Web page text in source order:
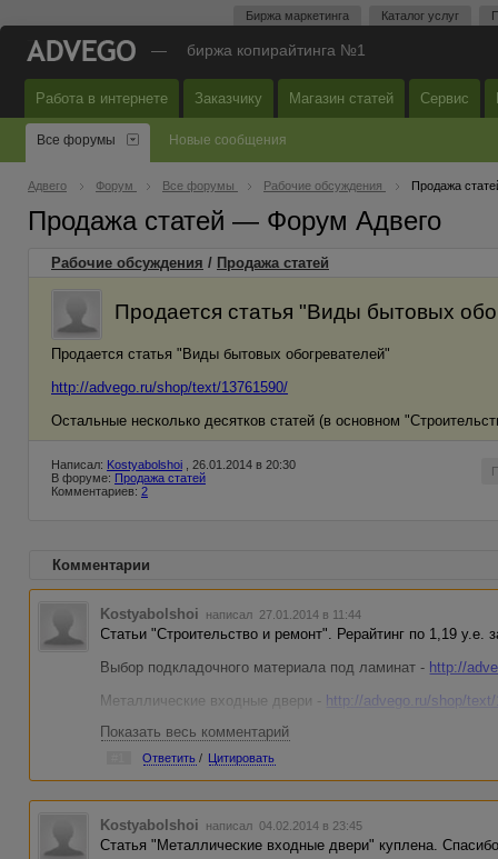
Биржа маркетинга Каталог услуг
— биржа копирайтинга №1
Работа в интернете Заказчику Магазин статей Сервис
Все форумы Новые сообщения
Адвего Форум Все форумы Рабочие обсуждения Продажа
Продажа статей — Форум Адвего
Рабочие обсуждения / Продажа статей
Продается статья "Виды бытовых
Продается статья "Виды бытовых обогревателей"
http://advego.ru/shop/text/13761590/
Остальные несколько десятков статей (в основном
Написал: Kostyabolshoi , 26.01.2014 в 20:30
В форуме: Продажа статей
Комментариев: 2
Комментарии
Kostyabolshoi написал 27.01.2014 в 11:44
Статьи "Строительство и ремонт". Рерайтинг по 1,19 у.е.
Выбор подкладочного материала под ламинат - http://
Металлические входные двери - http://advego.ru/shop/
Виды ванн. Способы реставрации ванн -
Ремонт деревянных оконных рам своими руками -
Противопожарные ворота и шторы -http://advego.ru/shop/
Полипропиленовые трубы - отличная альтернатива
Показать весь комментарий
Ответить / Цитировать
Kostyabolshoi написал 04.02.2014 в 23:45
Статья "Металлические входные двери" куплена.